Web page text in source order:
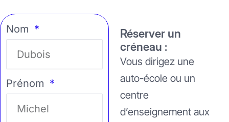
Réserver un
créneau :
Vous dirigez une
auto-école ou un
centre
d’enseignement aux
Nom
Prénom